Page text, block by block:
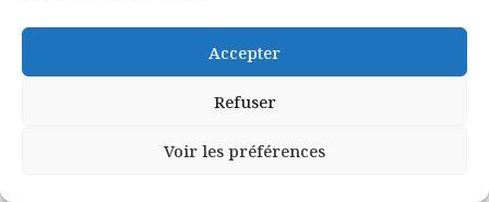
Accepter
Refuser
Voir les préférences